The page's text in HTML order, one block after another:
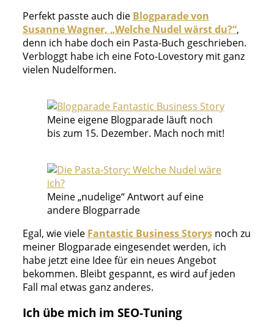
Perfekt passte auch die Blogparade von
Susanne Wagner, „Welche Nudel wärst du?“,
denn ich habe doch ein Pasta-Buch geschrieben.
Verbloggt habe ich eine Foto-Lovestory mit ganz
vielen Nudelformen.
Meine eigene Blogparade läuft noch
bis zum 15. Dezember. Mach noch mit!
Meine „nudelige“ Antwort auf eine
andere Blogparrade
Egal, wie viele Fantastic Business Storysnoch zu
meiner Blogparade eingesendet werden, ich
habe jetzt eine Idee für ein neues Angebot
bekommen. Bleibt gespannt, es wird auf jeden
Fall mal etwas ganz anderes.
Ich übe mich im SEO-Tuning